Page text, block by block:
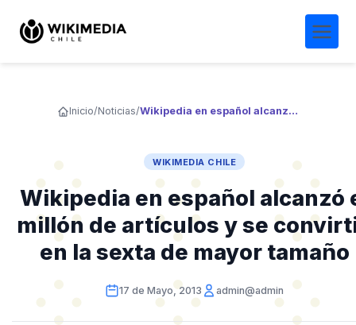
Inicio/Noticias/ Wikipedia en español alcanzó el millón de artículos y se convirtió en la sexta de mayor tamaño
WIKIMEDIA CHILE
Wikipedia en español alcanzó
millón de artículos y se
en la sexta de mayor tamaño
17 de Mayo, 2013 admin@admin